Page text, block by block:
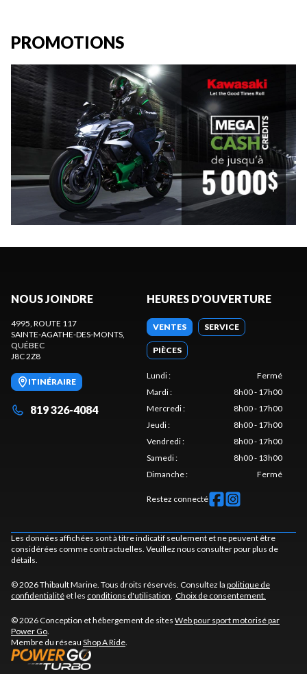
PROMOTIONS
NOUS JOINDRE
4995, ROUTE 117
SAINTE-AGATHE-DES-MONTS,
QUÉBEC
J8C 2Z8
ITINÉRAIRE
819 326-4084
HEURES D'OUVERTURE
VENTES SERVICE
PIÈCES
Lundi:
Fermé
Mardi:
8h00 - 17h00
Mercredi:
8h00 - 17h00
Jeudi:
8h00 - 17h00
Vendredi:
8h00 - 17h00
Samedi:
8h00 - 13h00
Dimanche: Fermé
Restez connecté
Les données affichées sont à titre indicatif seulement et ne peuvent être
considérées comme contractuelles. Veuillez nous consulter pour plus de
détails.
© 2026 Thibault Marine. Tous droits réservés. Consultez la politique de
confidentialité et les conditions d'utilisation. Choix de consentement.
© 2026 Conception et hébergement de sites Web pour sport motorisé par
Power Go.
Membre du réseau Shop A Ride.